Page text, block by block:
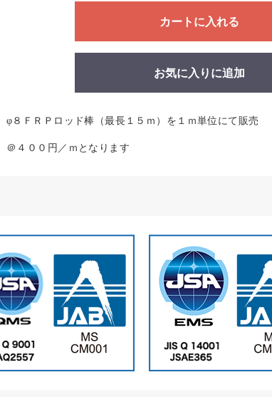
カートに入れる
お気に入りに追加
φ８ＦＲＰロッド棒（最長１５ｍ）を１ｍ単位にて販売
＠４００円／ｍとなります